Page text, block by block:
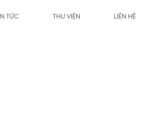
TỨC THƯ VIỆN LIÊN HỆ